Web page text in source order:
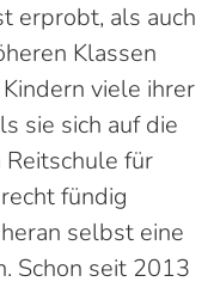
erprobt, als auch
Klassen
viele ihrer
sie sich auf die
Reitschule für
fündig
selbst eine
Schon seit 2013